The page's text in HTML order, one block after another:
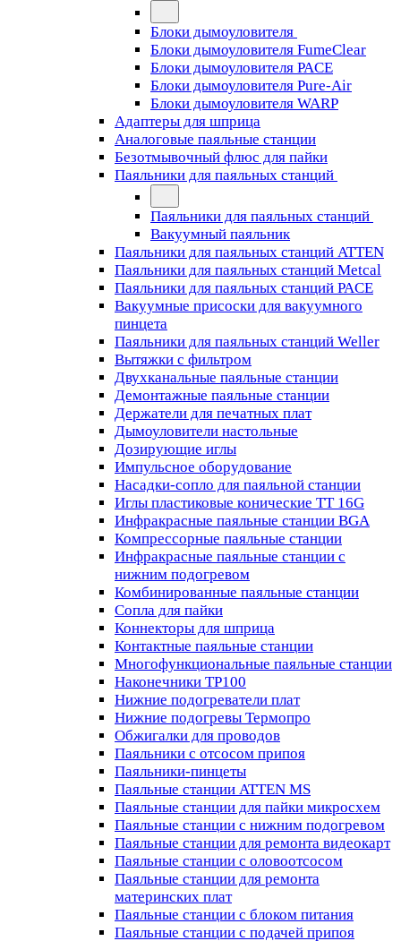
Блоки дымоуловителя
Блоки дымоуловителя FumeClear
Блоки дымоуловителя PACE
Блоки дымоуловителя Pure-Air
Блоки дымоуловителя WARP
Адаптеры для шприца
Аналоговые паяльные станции
Безотмывочный флюс для пайки
Паяльники для паяльных станций
Паяльники для паяльных станций
Вакуумный паяльник
Паяльники для паяльных станций ATTEN
Паяльники для паяльных станций Metcal
Паяльники для паяльных станций PACE
Вакуумные присоски для вакуумного
пинцета
Паяльники для паяльных станций Weller
Вытяжки с фильтром
Двухканальные паяльные станции
Демонтажные паяльные станции
Держатели для печатных плат
Дымоуловители настольные
Дозирующие иглы
Импульсное оборудование
Насадки-сопло для паяльной станции
Иглы пластиковые конические TT 16G
Инфракрасные паяльные станции BGA
Компрессорные паяльные станции
Инфракрасные паяльные станции с
нижним подогревом
Комбинированные паяльные станции
Сопла для пайки
Коннекторы для шприца
Контактные паяльные станции
Многофункциональные паяльные станции
Наконечники TP100
Нижние подогреватели плат
Нижние подогревы Термопро
Обжигалки для проводов
Паяльники с отсосом припоя
Паяльники-пинцеты
Паяльные станции ATTEN MS
Паяльные станции для пайки микросхем
Паяльные станции с нижним подогревом
Паяльные станции для ремонта видеокарт
Паяльные станции с оловоотсосом
Паяльные станции для ремонта
материнских плат
Паяльные станции с блоком питания
Паяльные станции с подачей припоя